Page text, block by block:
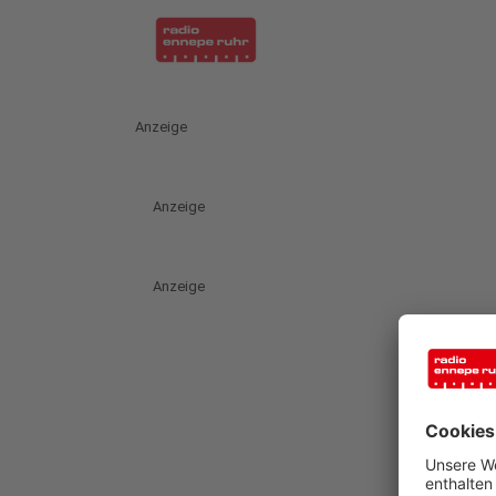
Anzeige
Anzeige
Anzeige